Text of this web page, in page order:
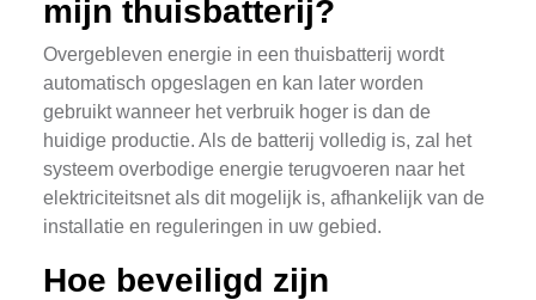
mijn thuisbatterij?
Overgebleven energie in een thuisbatterij wordt
automatisch opgeslagen en kan later worden
gebruikt wanneer het verbruik hoger is dan de
huidige productie. Als de batterij volledig is, zal het
systeem overbodige energie terugvoeren naar het
elektriciteitsnet als dit mogelijk is, afhankelijk van de
installatie en reguleringen in uw gebied.
Hoe beveiligd zijn